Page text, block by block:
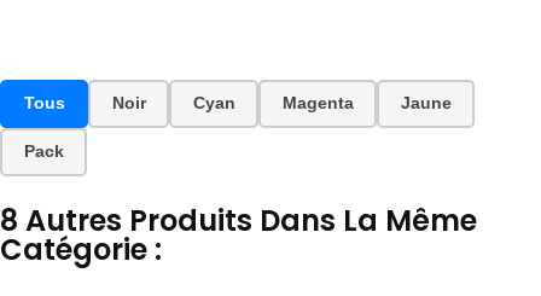
Tous Noir Cyan Magenta Jaune
Pack
8 Autres Produits Dans La Même
Catégorie :